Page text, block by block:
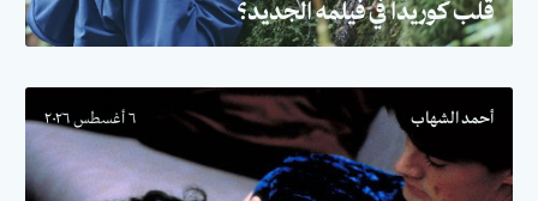
قلب كوريدا في فيلمه الجديد؟
أحمد الشهاب ٦ أغسطس ٢٠٢٦